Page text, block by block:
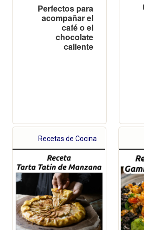
Perfectos para
acompañar el
café o el
chocolate
caliente
Recetas de Cocina